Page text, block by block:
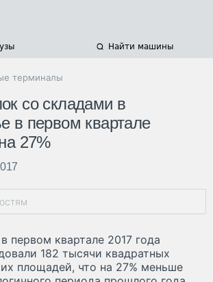
Найти машины
терминалы
со складами в
в первом квартале
27%
первом квартале 2017 года
182 тысячи квадратных
площадей, что на 27% меньше